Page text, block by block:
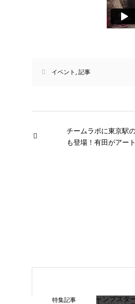
イベント ,記事
チームラボに東京駅
も登場！有田がアー
特集記事